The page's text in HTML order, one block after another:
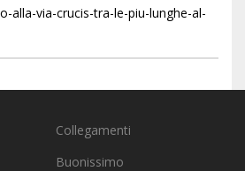
alla-via-crucis-tra-le-piu-lunghe-al-
Collegamenti
Buonissimo